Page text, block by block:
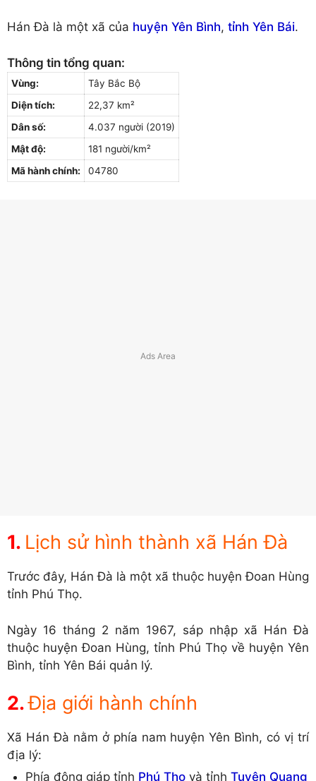
Hán Đà là một xã của huyện Yên Bình, tỉnh Yên Bái.
Thông tin tổng quan:
Vùng:
Tây Bắc Bộ
Diện tích:
22,37 km²
Dân số:
4.037 người (2019)
Mật độ:
181 người/km²
Mã hành chính:
04780
Lịch sử hình thành xã Hán Đà
Trước đây, Hán Đà là một xã thuộc huyện Đoan Hùng
tỉnh Phú Thọ.
Ngày 16 tháng 2 năm 1967, sáp nhập xã Hán Đà
thuộc huyện Đoan Hùng, tỉnh Phú Thọ về huyện Yên
Bình, tỉnh Yên Bái quản lý.
Địa giới hành chính
Xã Hán Đà nằm ở phía nam huyện Yên Bình, có vị trí
địa lý:
Phía đông giáp tỉnh Phú Thọvà tỉnh Tuyên Quang